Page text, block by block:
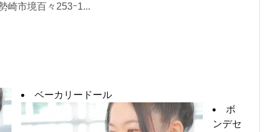
崎市境百々253ｰ1...
ベーカリードール
ボ
ンデセ